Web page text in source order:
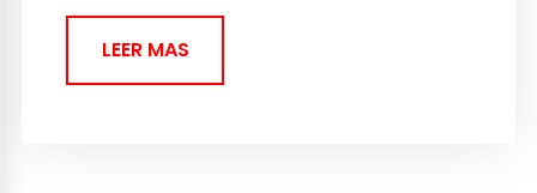
que ve preparando tu kit de supervivencia
Zombi… ¡Lo vas a necesitar!...
LEER MAS